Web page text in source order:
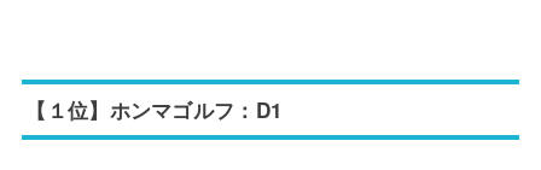
【１位】ホンマゴルフ：D1